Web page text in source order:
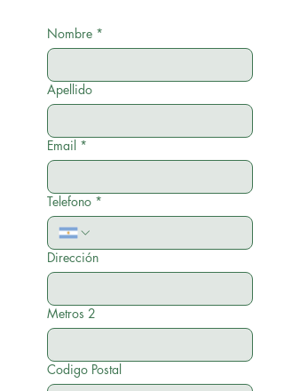
Nombre *
Apellido
Email *
Telefono *
Dirección
Metros 2
Codigo Postal